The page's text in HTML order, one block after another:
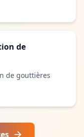
de
de gouttières